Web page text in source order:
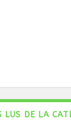
LUS DE LA